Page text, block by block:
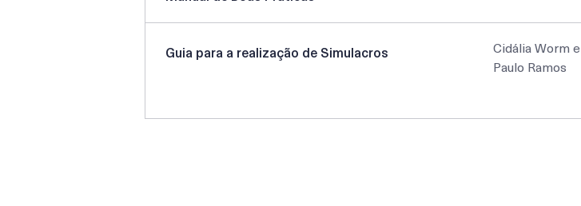
Guia para a realização de Simulacros
Cidália Worm e
Paulo Ramos